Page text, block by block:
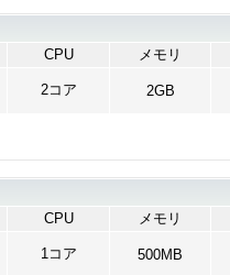
CPU メモリ
2コア 2GB
CPU メモリ
1コア 500MB